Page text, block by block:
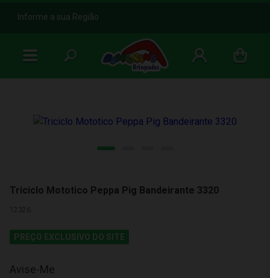
b
Informe a sua Região
Triciclo Mototico Peppa Pig Bandeirante 3320
12326
PREÇO EXCLUSIVO DO SITE
Avise-Me